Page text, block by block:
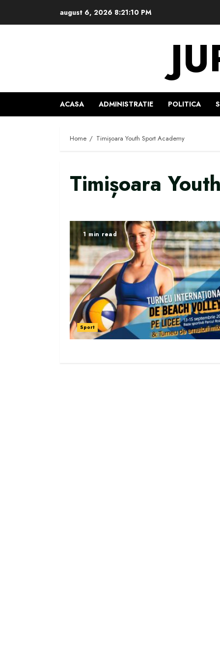
august 6, 2026 8:21:11 PM
ACASA ADMINISTRATIE POLITICA
Home Timișoara Youth Sport Academy
Timișoara
1 min read
Sport